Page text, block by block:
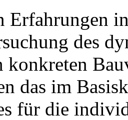
Erfahrungen
des
konkreten
das im
für die